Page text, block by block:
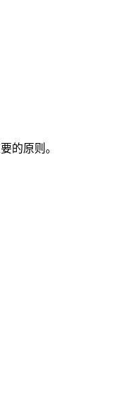
的原则。